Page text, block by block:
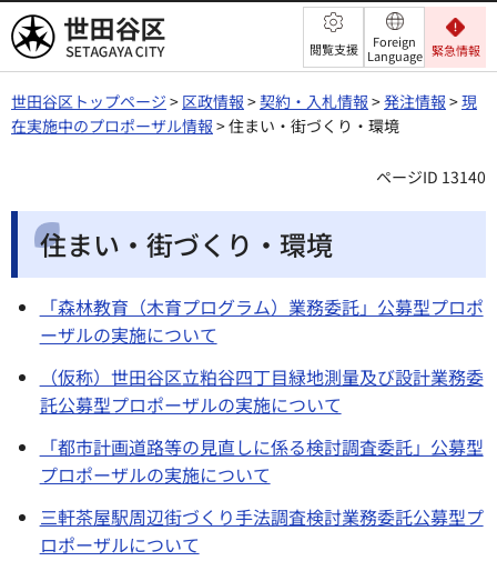
世田谷区 閲覧支援
Foreign
Language 緊急情報
世田谷区トップページ > 区政情報 >契約・入札情報 >発注情報 >現
在実施中のプロポーザル情報 > 住まい・街づくり・環境
ページID 13140
住まい・街づくり・環境
「森林教育（木育プログラム）業務委託」公募型プロポ
ーザルの実施について
（仮称）世田谷区立粕谷四丁目緑地測量及び設計業務委
託公募型プロポーザルの実施について
「都市計画道路等の見直しに係る検討調査委託」公募型
プロポーザルの実施について
三軒茶屋駅周辺街づくり手法調査検討業務委託公募型プ
ロポーザルについて